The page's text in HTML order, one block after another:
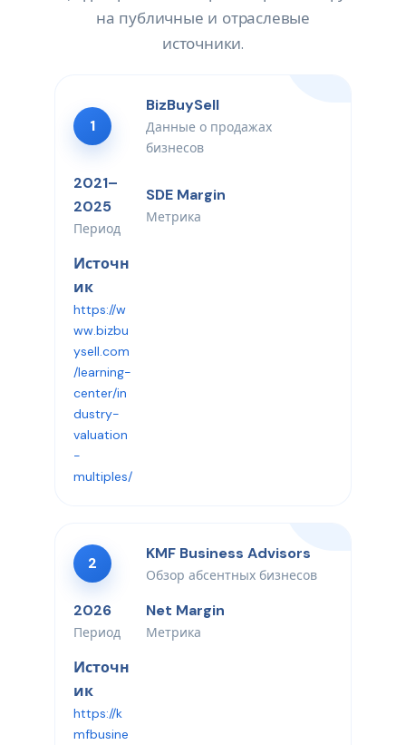
на публичные и отраслевые
источники.
1
BizBuySell
Данные о продажах
бизнесов
2021–
2025
Период
SDE Margin
Метрика
Источн
ик
https://w
ww.bizbu
ysell.com
/learning-
center/in
dustry-
valuation
-
multiples/
2
KMF Business Advisors
Обзор абсентных бизнесов
2026
Период
Net Margin
Метрика
Источн
ик
https://k
mfbusine